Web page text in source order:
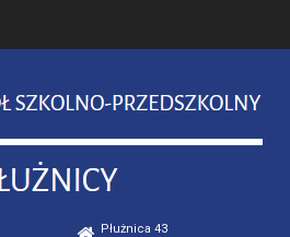
Płużnica 43